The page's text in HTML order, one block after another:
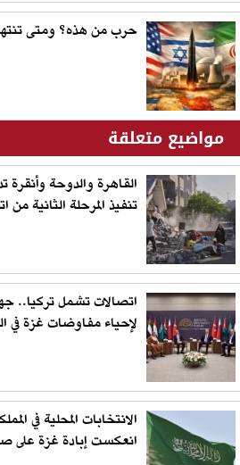
حرب من هذه؟ ومتى
مواضيع متعلقة
القاهرة والدوحة وأنقرة
تنفيذ المرحلة الثانية من
اتصالات تشمل تركيا..
لإحياء مفاوضات غزة في
الانتخابات المحلية في
انعكست إبادة غزة على